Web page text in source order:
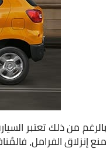
منع إنزلاق الفرامل،